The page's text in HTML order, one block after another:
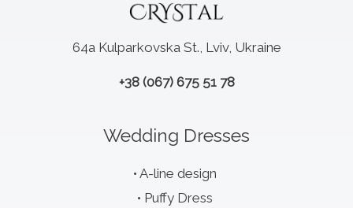
64a Kulparkovska St., Lviv, Ukraine
+38 (067) 675 51 78
Wedding Dresses
A-line design
Puffy Dress